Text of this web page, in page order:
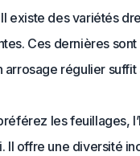
existe des variétés
Ces dernières
arrosage régulier suffit
les feuillages,
Il offre une diversité